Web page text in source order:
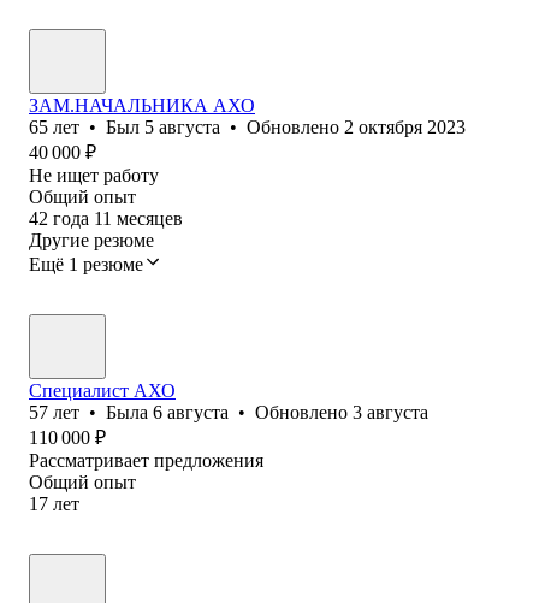
ЗАМ.НАЧАЛЬНИКА АХО
65 лет • Был 5 августа • Обновлено 2 октября 2023
40 000 ₽
Не ищет работу
Общий опыт
42 года 11 месяцев
Другие резюме
Ещё 1 резюме
Специалист АХО
57 лет • Была 6 августа • Обновлено 3 августа
110 000 ₽
Рассматривает предложения
Общий опыт
17 лет